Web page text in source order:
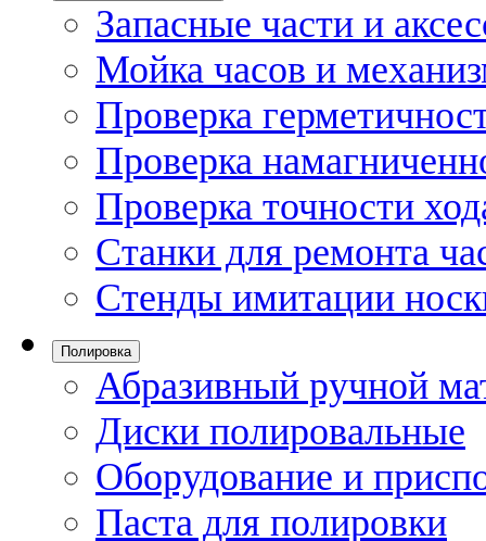
Запасные части и
Мойка часов и
Проверка
Проверка
Проверка точности
Станки для ремонта
Стенды имитации
Полировка
Абразивный ручной
Диски полировальные
Оборудование и
Паста для полировки